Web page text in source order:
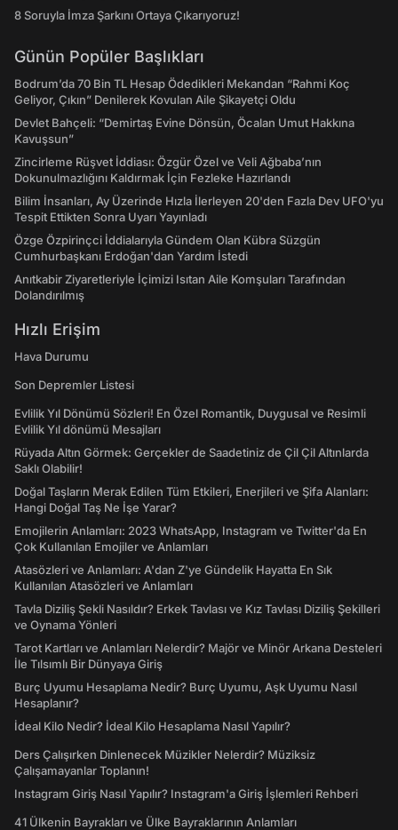
8 Soruyla İmza Şarkını Ortaya Çıkarıyoruz!
Günün Popüler Başlıkları
Bodrum’da 70 Bin TL Hesap Ödedikleri Mekandan “Rahmi Koç
Geliyor, Çıkın” Denilerek Kovulan Aile Şikayetçi Oldu
Devlet Bahçeli: “Demirtaş Evine Dönsün, Öcalan Umut Hakkına
Kavuşsun”
Zincirleme Rüşvet İddiası: Özgür Özel ve Veli Ağbaba’nın
Dokunulmazlığını Kaldırmak İçin Fezleke Hazırlandı
Bilim İnsanları, Ay Üzerinde Hızla İlerleyen 20'den Fazla Dev UFO'yu
Tespit Ettikten Sonra Uyarı Yayınladı
Özge Özpirinçci İddialarıyla Gündem Olan Kübra Süzgün
Cumhurbaşkanı Erdoğan'dan Yardım İstedi
Anıtkabir Ziyaretleriyle İçimizi Isıtan Aile Komşuları Tarafından
Dolandırılmış
Hızlı Erişim
Hava Durumu
Son Depremler Listesi
Evlilik Yıl Dönümü Sözleri! En Özel Romantik, Duygusal ve Resimli
Evlilik Yıl dönümü Mesajları
Rüyada Altın Görmek: Gerçekler de Saadetiniz de Çil Çil Altınlarda
Saklı Olabilir!
Doğal Taşların Merak Edilen Tüm Etkileri, Enerjileri ve Şifa Alanları:
Hangi Doğal Taş Ne İşe Yarar?
Emojilerin Anlamları: 2023 WhatsApp, Instagram ve Twitter'da En
Çok Kullanılan Emojiler ve Anlamları
Atasözleri ve Anlamları: A'dan Z'ye Gündelik Hayatta En Sık
Kullanılan Atasözleri ve Anlamları
Tavla Diziliş Şekli Nasıldır? Erkek Tavlası ve Kız Tavlası Diziliş Şekilleri
ve Oynama Yönleri
Tarot Kartları ve Anlamları Nelerdir? Majör ve Minör Arkana Desteleri
İle Tılsımlı Bir Dünyaya Giriş
Burç Uyumu Hesaplama Nedir? Burç Uyumu, Aşk Uyumu Nasıl
Hesaplanır?
İdeal Kilo Nedir? İdeal Kilo Hesaplama Nasıl Yapılır?
Ders Çalışırken Dinlenecek Müzikler Nelerdir? Müziksiz
Çalışamayanlar Toplanın!
Instagram Giriş Nasıl Yapılır? Instagram'a Giriş İşlemleri Rehberi
41 Ülkenin Bayrakları ve Ülke Bayraklarının Anlamları